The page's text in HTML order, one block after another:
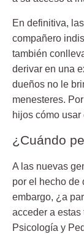
En definitiva, las
compañero
también
derivar en una
dueños no le
menesteres.
hijos cómo
¿Cuándo
A las nuevas
por el hecho de
embargo, ¿a
acceder a
Psicología y